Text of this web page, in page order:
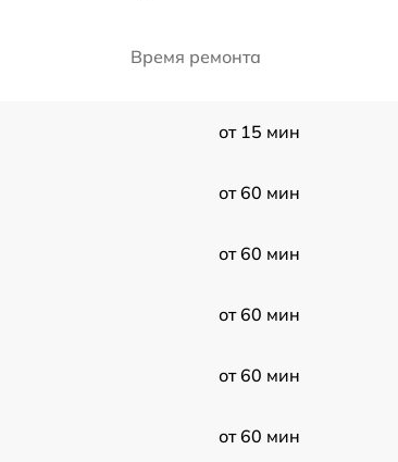
Время ремонта
от 15 мин
от 60 мин
от 60 мин
от 60 мин
от 60 мин
от 60 мин